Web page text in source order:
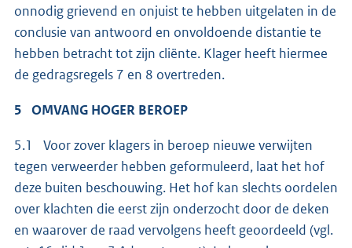
onnodig grievend en onjuist te hebben uitgelaten in de
conclusie van antwoord en onvoldoende distantie te
hebben betracht tot zijn cliënte. Klager heeft hiermee
de gedragsregels 7 en 8 overtreden.
5 OMVANG HOGER BEROEP
5.1 Voor zover klagers in beroep nieuwe verwijten
tegen verweerder hebben geformuleerd, laat het hof
deze buiten beschouwing. Het hof kan slechts oordelen
over klachten die eerst zijn onderzocht door de deken
en waarover de raad vervolgens heeft geoordeeld (vgl.